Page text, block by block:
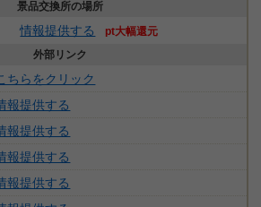
景品交換所の場所
情報提供する
pt大幅還元
外部リンク
ちらをクリック
報提供する
報提供する
報提供する
報提供する